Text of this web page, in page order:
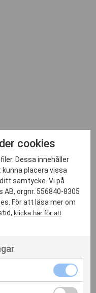
cookies
Dessa innehåller
placera vissa
samtycke. Vi på
AB, orgnr. 556840-8305
För att läsa mer om
klicka här för att